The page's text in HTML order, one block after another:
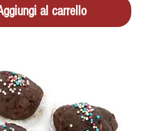
al carrello